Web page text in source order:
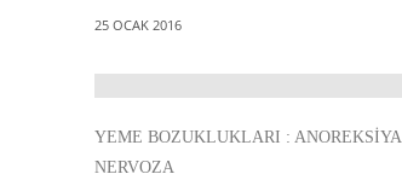
25 OCAK 2016
YEME BOZUKLUKLARI : ANOREKSIYA
NERVOZA